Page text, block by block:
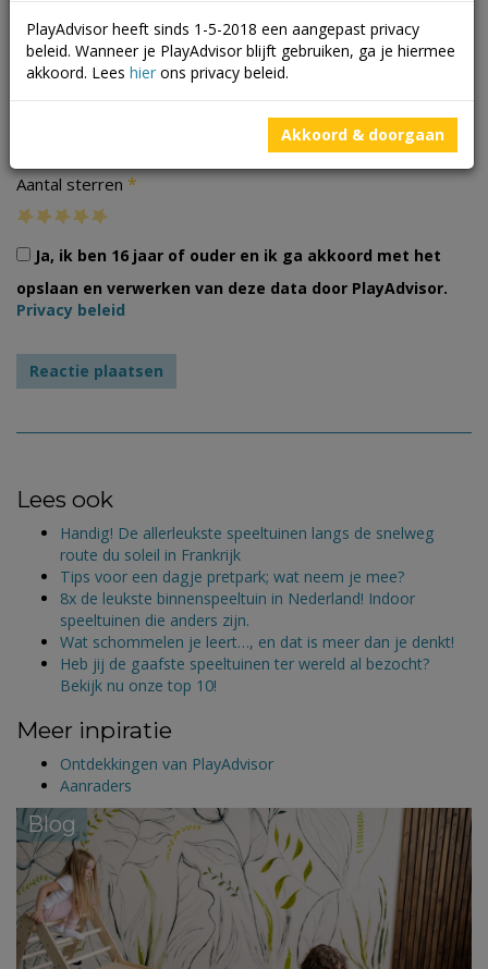
Aantal sterren *
Ja, ik ben 16 jaar of ouder en ik ga akkoord met het
opslaan en verwerken van deze data door PlayAdvisor.
Privacy beleid
Lees ook
Handig! De allerleukste speeltuinen langs de snelweg
route du soleil in Frankrijk
Tips voor een dagje pretpark; wat neem je mee?
8x de leukste binnenspeeltuin in Nederland! Indoor
speeltuinen die anders zijn.
Wat schommelen je leert…, en dat is meer dan je denkt!
Heb jij de gaafste speeltuinen ter wereld al bezocht?
Bekijk nu onze top 10!
Meer inpiratie
Ontdekkingen van PlayAdvisor
Aanraders
Blog
PlayAdvisor heeft sinds 1-5-2018 een aangepast privacy
beleid. Wanneer je PlayAdvisor blijft gebruiken, ga je hiermee
akkoord. Lees hier ons privacy beleid.
Akkoord & doorgaan